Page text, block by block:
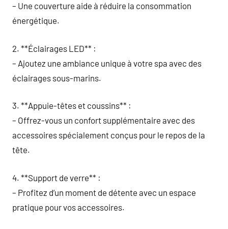
– Une couverture aide à réduire la consommation
énergétique.
2. **Éclairages LED** :
– Ajoutez une ambiance unique à votre spa avec des
éclairages sous-marins.
3. **Appuie-têtes et coussins** :
– Offrez-vous un confort supplémentaire avec des
accessoires spécialement conçus pour le repos de la
tête.
4. **Support de verre** :
– Profitez d’un moment de détente avec un espace
pratique pour vos accessoires.